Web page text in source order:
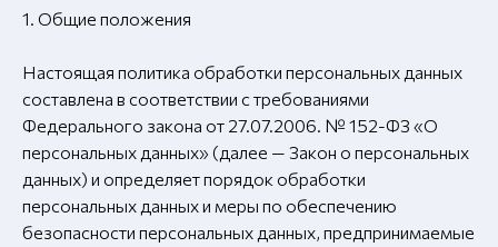
1. Общие положения
Настоящая политика обработки персональных данных
составлена в соответствии с требованиями
Федерального закона от 27.07.2006. № 152-ФЗ «О
персональных данных» (далее — Закон о персональных
данных) и определяет порядок обработки
персональных данных и меры по обеспечению
безопасности персональных данных, предпринимаемые